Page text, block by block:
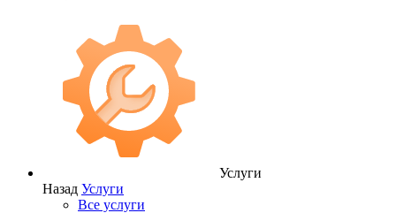
Услуги
Назад Услуги
Все услуги